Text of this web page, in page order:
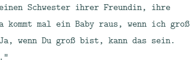
Schwester ihrer Freundin, ihre
kommt mal ein Baby raus, wenn ich groß
wenn Du groß bist, kann das sein.